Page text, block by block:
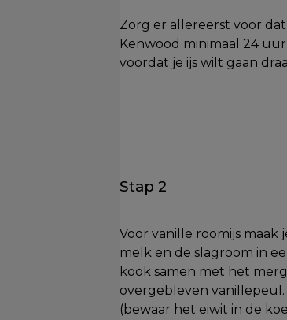
Zorg er allereerst voor
Kenwood minimaal 24
voordat je ijs wilt gaan
Stap 2
Voor vanille roomijs
melk en de slagroom in
kook samen met het
overgebleven
(bewaar het eiwit in de